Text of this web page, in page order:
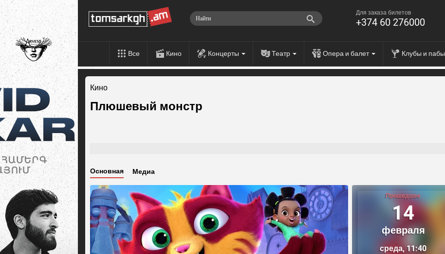
Для заказа билетов
+374 60 276000
Все Кино Концерты Театр Опера и балет Клубы и пабы
Кино
Плюшевый монстр
Основная Медиа
Прошедшее
14
февраля
среда, 11:40